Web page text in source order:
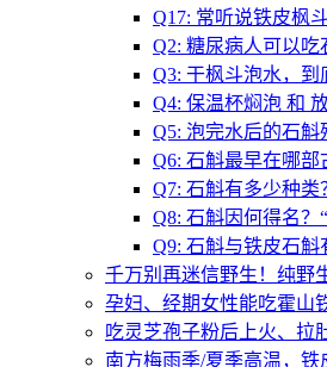
Q17: 常听说铁皮枫
Q2: 糖尿病人可以
Q3: 干枫斗泡水，
Q4: 保温杯焖泡 和
Q5: 泡完水后的石
Q6: 石斛最早在哪部
Q7: 石斛有多少种类
Q8: 石斛因何得名？
Q9: 石斛与铁皮石斛
千万别再迷信野生！纯野
孕妇、经期女性能吃霍山
吃灵芝孢子粉后上火、拉
南方梅雨季/夏季高温，